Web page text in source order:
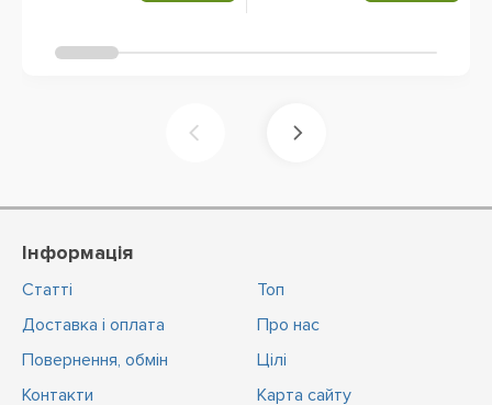
Інформація
Статті
Доставка і оплата
Повернення, обмін
Контакти
Топ
Про нас
Цiлi
Карта сайту